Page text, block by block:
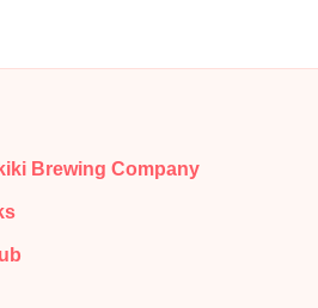
Brewing Company